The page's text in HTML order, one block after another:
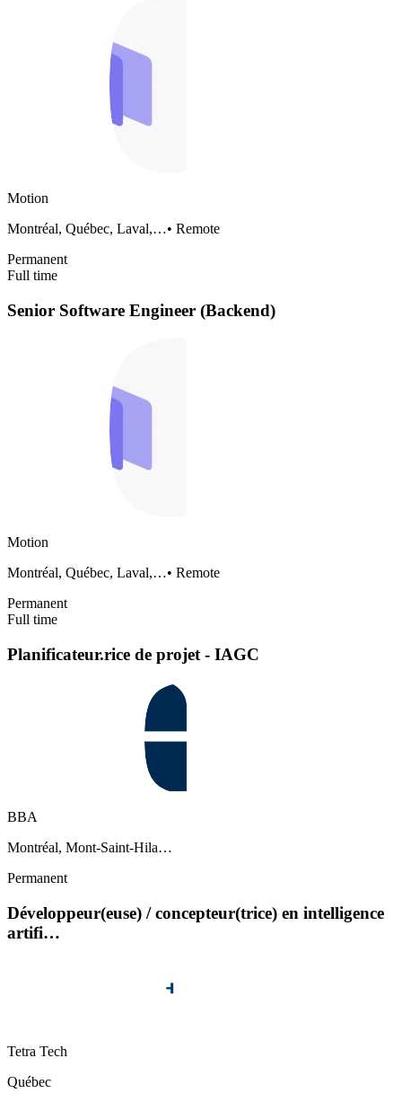
Motion
Montréal, Québec, Laval,…• Remote
Permanent
Full time
Senior Software Engineer (Backend)
Motion
Montréal, Québec, Laval,…• Remote
Permanent
Full time
Planificateur.rice de projet - IAGC
BBA
Montréal, Mont-Saint-Hila…
Permanent
Développeur(euse) / concepteur(trice) en intelligence
artifi…
Tetra Tech
Québec